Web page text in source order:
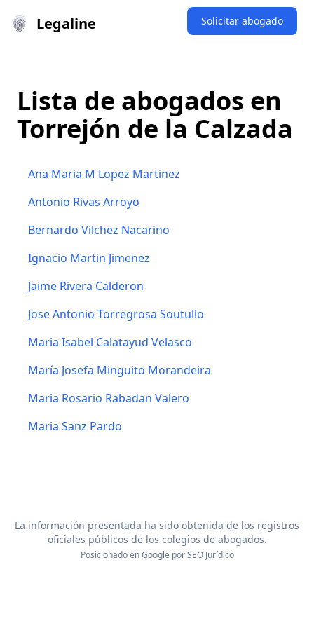
Legaline Solicitar abogado
Lista de abogados en
Torrejón de la Calzada
Ana Maria M Lopez Martinez
Antonio Rivas Arroyo
Bernardo Vilchez Nacarino
Ignacio Martin Jimenez
Jaime Rivera Calderon
Jose Antonio Torregrosa Soutullo
Maria Isabel Calatayud Velasco
María Josefa Minguito Morandeira
Maria Rosario Rabadan Valero
Maria Sanz Pardo
La información presentada ha sido obtenida de los registros
oficiales públicos de los colegios de abogados.
Posicionado en Google porSEO Jurídico